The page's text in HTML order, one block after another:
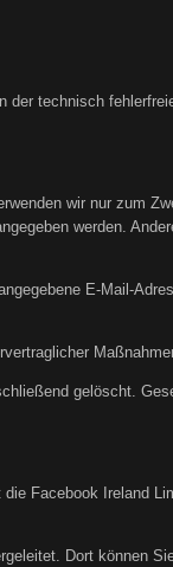
technisch
wir nur zum
werden.
E-Mail-
gelöscht.
Facebook Ireland
Dort können